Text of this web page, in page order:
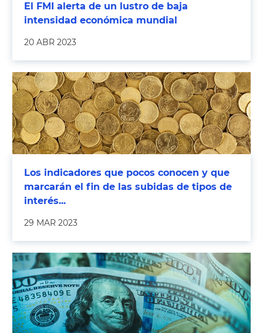
El FMI alerta de un lustro de baja
intensidad económica mundial
20 ABR 2023
Los indicadores que pocos conocen y que
marcarán el fin de las subidas de tipos de
interés...
29 MAR 2023